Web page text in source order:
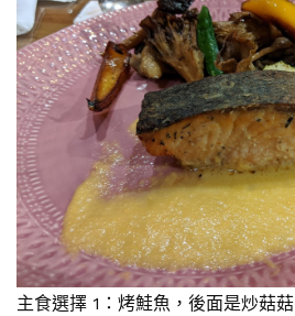
主食選擇 1：烤鮭魚，後面是炒菇菇